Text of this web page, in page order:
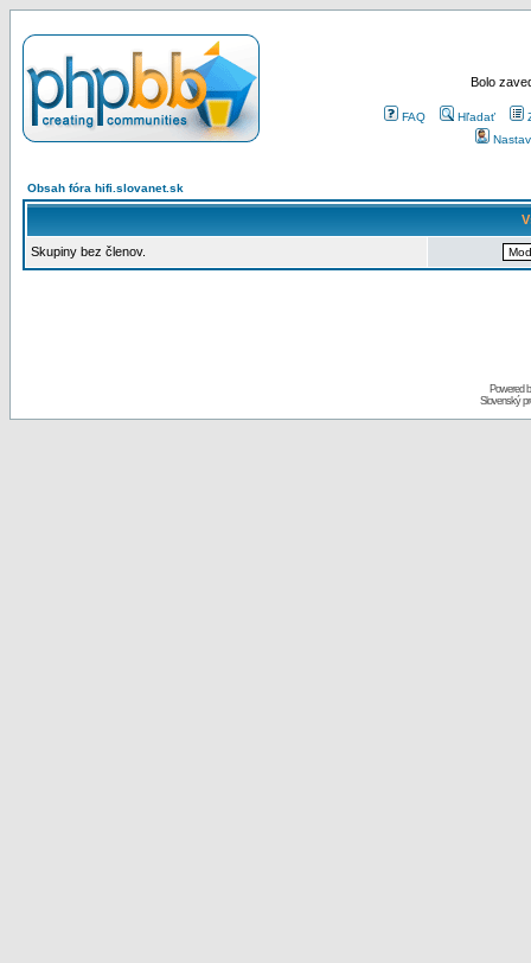
Bolo
FAQ Hľadať
Obsah fóra hifi.slovanet.sk
Skupiny bez členov.
Powered
Slovenský